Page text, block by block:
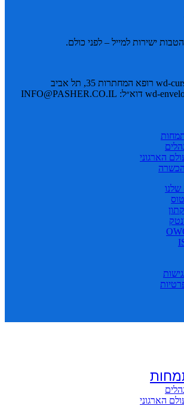
ישירות למייל – לפני כולם.
רופא המחתרות 35, תל אביב
דוא״ל: INFO@PASHER.CO.IL
הארגוני
הארגוני